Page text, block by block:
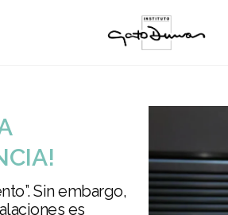
Sin embargo,
es